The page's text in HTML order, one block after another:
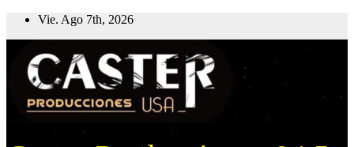
Vie. Ago 7th, 2026